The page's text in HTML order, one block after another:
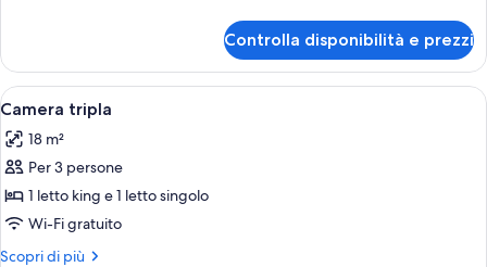
doppia
Controlla disponibilità e prezzi
Apri
tutte
le
foto
per
Camera
tripla
Un letto rifatto con cura, lenzuola
5
Camera tripla
18 m²
Per 3 persone
1 letto king e 1 letto singolo
Wi-Fi gratuito
Scopri di più
Altri